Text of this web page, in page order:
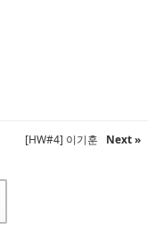
[HW#4] 이기훈 Next »